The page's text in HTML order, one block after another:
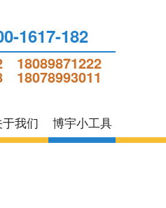
1617-182
18089871222
18078993011
于我们 博宇小工具